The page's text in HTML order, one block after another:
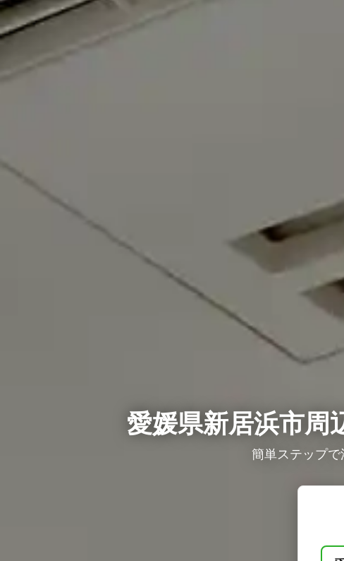
愛媛県新居浜市周
簡単ステップ